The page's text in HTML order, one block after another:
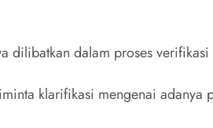
dilibatkan dalam proses
klarifikasi mengenai